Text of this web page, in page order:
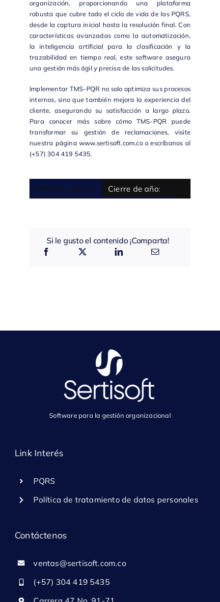
organización, proporcionando una plataforma
robusta que cubre todo el ciclo de vida de las PQRS,
desde la captura inicial hasta la resolución final. Con
características avanzadas como la automatización,
la inteligencia artificial para la clasificación y la
trazabilidad en tiempo real, este software asegura
una gestión más ágil y precisa de las solicitudes.
Implementar TMS-PQR no solo optimiza sus procesos
internos, sino que también mejora la experiencia del
cliente, asegurando su satisfacción a largo plazo.
Para conocer más sobre cómo TMS-PQR puede
transformar su gestión de reclamaciones, visite
nuestra página www.sertisoft.com.coo escríbanos al
(+57) 304 419 5435.
Últimas noticias Cierre de año: 5 preguntas
 
Si le gusto el contenido ¡Comparta!
Software para la gestión organizacional
Link Interés
PQRS
Política de tratamiento de datos personales
Contáctenos
ventas@sertisoft.com.co
(+57) 304 419 5435